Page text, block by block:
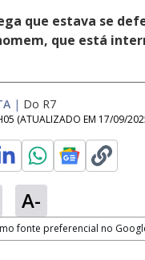
que estava se
que está
| Do R7
(ATUALIZADO EM 17/09/
A-
fonte preferencial no